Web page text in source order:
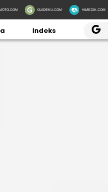
GUIDEKU.COM HIMEDIK.COM
Indeks